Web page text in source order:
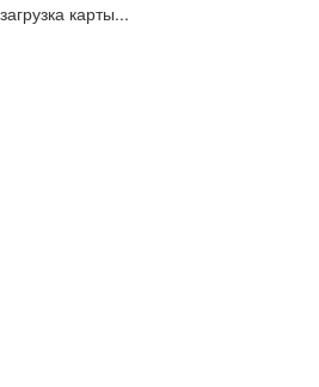
загрузка карты...